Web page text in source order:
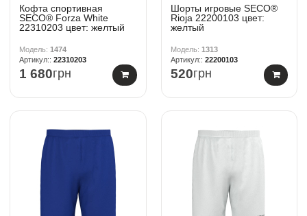
Кофта спортивная
SECO® Forza White
22310203 цвет: желтый
1474
22310203
1 680грн
Шорты игровые SECO®
Rioja 22200103 цвет:
желтый
1313
22200103
520грн